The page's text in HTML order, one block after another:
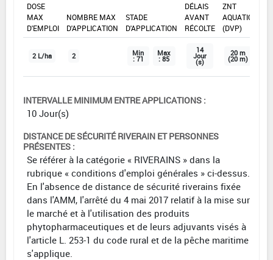
DOSE
MAX
D'EMPLOI
NOMBRE MAX
D'APPLICATION
STADE
D'APPLICATION
DÉLAIS
AVANT
RÉCOLTE
ZNT
AQUATIQUE
(DVP)
2 L/ha 2 Min
: 71
Max
: 85
14
Jour
(s)
20 m
(20 m)
INTERVALLE MINIMUM ENTRE APPLICATIONS :
10 Jour(s)
DISTANCE DE SÉCURITÉ RIVERAIN ET PERSONNES
PRÉSENTES :
Se référer à la catégorie « RIVERAINS » dans la
rubrique « conditions d'emploi générales » ci-dessus.
En l'absence de distance de sécurité riverains fixée
dans l'AMM, l'arrêté du 4 mai 2017 relatif à la mise sur
le marché et à l'utilisation des produits
phytopharmaceutiques et de leurs adjuvants visés à
l'article L. 253-1 du code rural et de la pêche maritime
s'applique.